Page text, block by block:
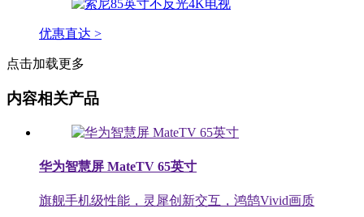
优惠直达 >
点击加载更多
内容相关产品
华为智慧屏 MateTV 65英寸
旗舰手机级性能，灵犀创新交互，鸿鹄Vivid画质